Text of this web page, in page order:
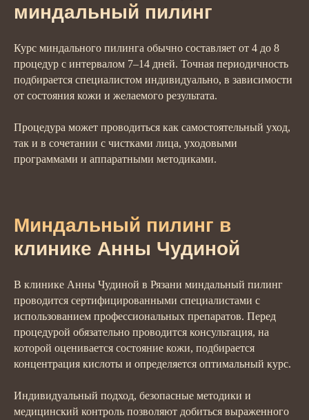
миндальный пилинг
Курс миндального пилинга обычно составляет от 4 до 8
процедур с интервалом 7–14 дней. Точная периодичность
подбирается специалистом индивидуально, в зависимости
от состояния кожи и желаемого результата.
Процедура может проводиться как самостоятельный уход,
так и в сочетании с чистками лица, уходовыми
программами и аппаратными методиками.
Миндальный пилинг в
клинике Анны Чудиной
В клинике Анны Чудиной в Рязани миндальный пилинг
проводится сертифицированными специалистами с
использованием профессиональных препаратов. Перед
процедурой обязательно проводится консультация, на
которой оценивается состояние кожи, подбирается
концентрация кислоты и определяется оптимальный курс.
Индивидуальный подход, безопасные методики и
медицинский контроль позволяют добиться выраженного